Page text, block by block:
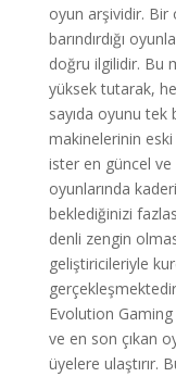
oyun arşividir. Bir
barındırdığı
doğru ilgilidir. Bu
yüksek tutarak,
sayıda oyunu
makinelerinin
ister en güncel
oyunlarında
beklediğinizi
denli zengin
geliştiricileriyle
Evolution
ve en son çıkan
üyelere ulaştırır.